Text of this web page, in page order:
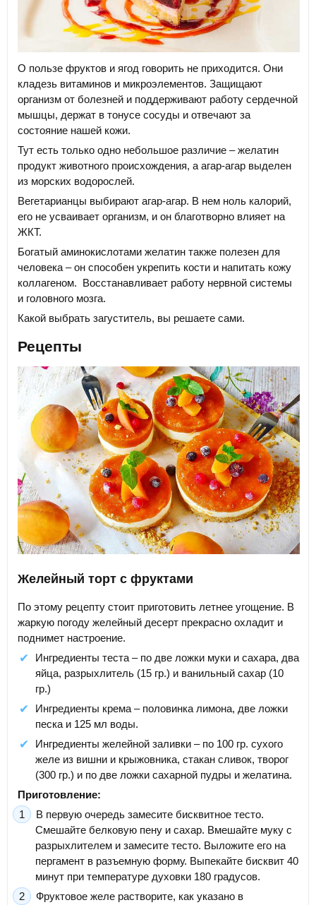
О пользе фруктов и ягод говорить не приходится. Они
кладезь витаминов и микроэлементов. Защищают
организм от болезней и поддерживают работу сердечной
мышцы, держат в тонусе сосуды и отвечают за
состояние нашей кожи.
Тут есть только одно небольшое различие – желатин
продукт животного происхождения, а агар-агар выделен
из морских водорослей.
Вегетарианцы выбирают агар-агар. В нем ноль калорий,
его не усваивает организм, и он благотворно влияет на
ЖКТ.
Богатый аминокислотами желатин также полезен для
человека – он способен укрепить кости и напитать кожу
коллагеном. Восстанавливает работу нервной системы
и головного мозга.
Какой выбрать загуститель, вы решаете сами.
Рецепты
Желейный торт с фруктами
По этому рецепту стоит приготовить летнее угощение. В
жаркую погоду желейный десерт прекрасно охладит и
поднимет настроение.
Ингредиенты теста – по две ложки муки и сахара, два
яйца, разрыхлитель (15 гр.) и ванильный сахар (10
гр.)
Ингредиенты крема – половинка лимона, две ложки
песка и 125 мл воды.
Ингредиенты желейной заливки – по 100 гр. сухого
желе из вишни и крыжовника, стакан сливок, творог
(300 гр.) и по две ложки сахарной пудры и желатина.
Приготовление:
В первую очередь замесите бисквитное тесто.
Смешайте белковую пену и сахар. Вмешайте муку с
разрыхлителем и замесите тесто. Выложите его на
пергамент в разъемную форму. Выпекайте бисквит 40
минут при температуре духовки 180 градусов.
Фруктовое желе растворите, как указано в